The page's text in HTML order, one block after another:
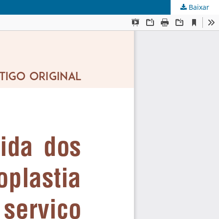
Baixar